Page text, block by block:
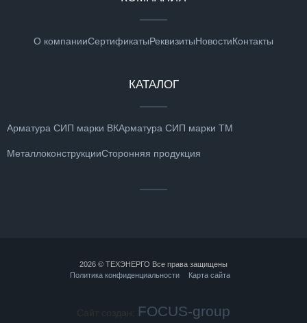
О компанииСертификатыРеквизитыНовостиКонтакты
КАТАЛОГ
Арматура СИП марки ВКАрматура СИП марки ТМ
МеталлоконструкцииСторонняя продукция
2026 © ТЕХЭНЕРГО Все права защищены
Политика конфиденциальности
Карта сайта
FOCUS-group